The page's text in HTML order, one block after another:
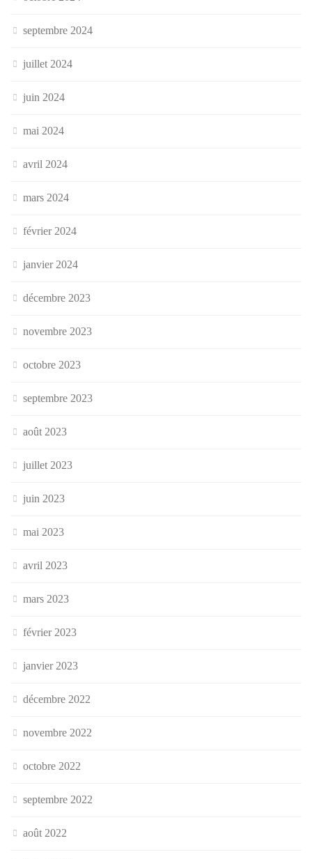
septembre 2024
juillet 2024
juin 2024
mai 2024
avril 2024
mars 2024
février 2024
janvier 2024
décembre 2023
novembre 2023
octobre 2023
septembre 2023
août 2023
juillet 2023
juin 2023
mai 2023
avril 2023
mars 2023
février 2023
janvier 2023
décembre 2022
novembre 2022
octobre 2022
septembre 2022
août 2022